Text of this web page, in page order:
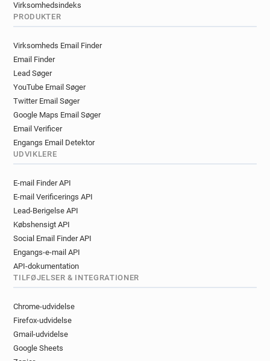
Virksomhedsindeks
PRODUKTER
Virksomheds Email Finder
Email Finder
Lead Søger
YouTube Email Søger
Twitter Email Søger
Google Maps Email Søger
Email Verificer
Engangs Email Detektor
UDVIKLERE
E-mail Finder API
E-mail Verificerings API
Lead-Berigelse API
Købshensigt API
Social Email Finder API
Engangs-e-mail API
API-dokumentation
TILFØJELSER & INTEGRATIONER
Chrome-udvidelse
Firefox-udvidelse
Gmail-udvidelse
Google Sheets